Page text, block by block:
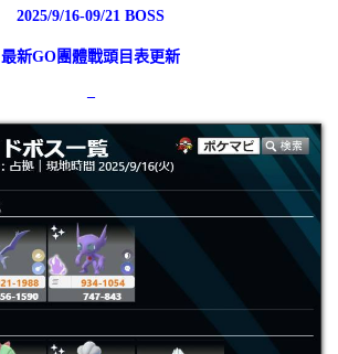
2025/9/16-09/21 BOSS
最新GO團體戰頭目表更新
–